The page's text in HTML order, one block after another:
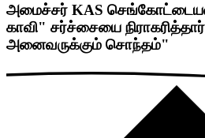
அமைச்சர் KAS
காவி" சர்ச்சையை
அனைவருக்கும் சொந்தம்"